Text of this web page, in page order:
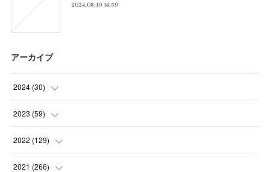
2024.08.10 14:59
アーカイブ
2024 (30)
(5
(4)
(5)
2023 (59)
(4)
(2)
2022 (129)
(5)
2021 (266)